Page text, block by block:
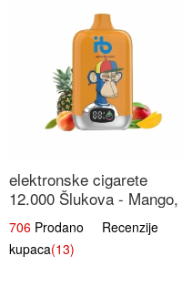
elektronske cigarete
12.000 Šlukova - Mango,
Ananas, Breskva | Tropska
Voćna Mješavina
706 Prodano Recenzije
kupaca(13)